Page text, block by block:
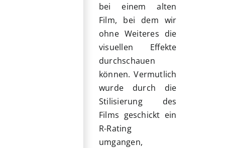
bei einem alten
Film, bei dem wir
ohne Weiteres die
visuellen Effekte
durchschauen
können. Vermutlich
wurde durch die
Stilisierung des
Films geschickt ein
R-Rating
umgangen,